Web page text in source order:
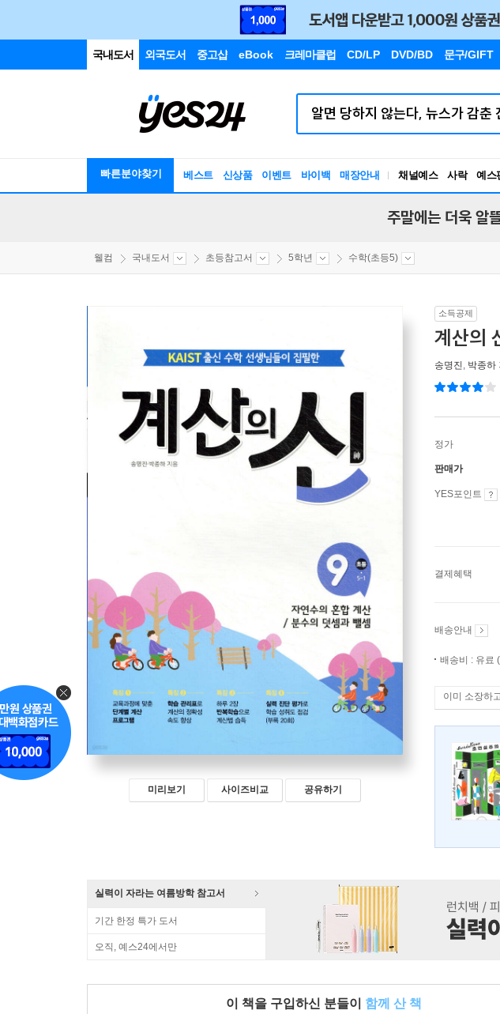
국내도서 외국도서 중고샵 eBook 크레마클럽 CD/LP DVD/BD 문구/GIFT
빠른분야찾기 베스트 신상품 이벤트 바이백 매장안내 채널예스 사락 예스
주말에는 더욱 알
웰컴 국내도서 초등참고서 5학년 수학(초등5)
미리보기 사이즈비교 공유하기
소득공제
계산의
송명진 , 박종하
정가
판매가
YES포인트
결제혜택
배송안내
배송비 : 유료
이미 소장하
실력이 자라는 여름방학 참고서
기간 한정 특가 도서
오직, 예스24에서만
이 책을 구입하신 분들이 함께 산 책